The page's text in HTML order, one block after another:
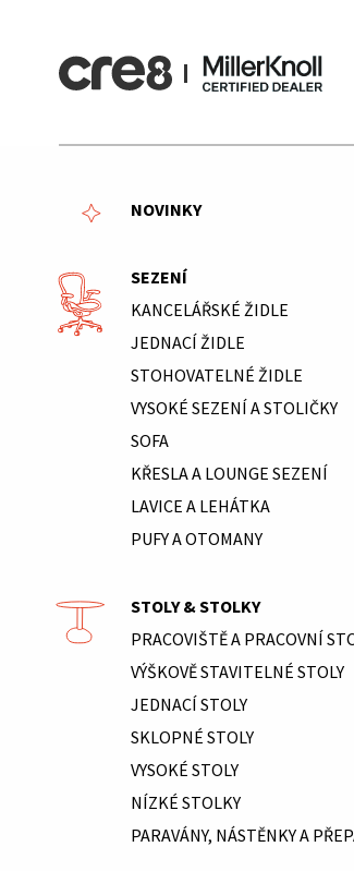
NOVINKY
SEZENÍ
KANCELÁŘSKÉ ŽIDLE
JEDNACÍ ŽIDLE
STOHOVATELNÉ ŽIDLE
VYSOKÉ SEZENÍ A STOLIČKY
SOFA
KŘESLA A LOUNGE SEZENÍ
LAVICE A LEHÁTKA
PUFY A OTOMANY
STOLY & STOLKY
PRACOVIŠTĚ A PRACOVNÍ
VÝŠKOVĚ STAVITELNÉ STOLY
JEDNACÍ STOLY
SKLOPNÉ STOLY
VYSOKÉ STOLY
NÍZKÉ STOLKY
PARAVÁNY, NÁSTĚNKY A